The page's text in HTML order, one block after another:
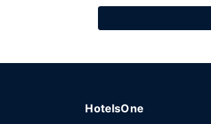
HotelsOne